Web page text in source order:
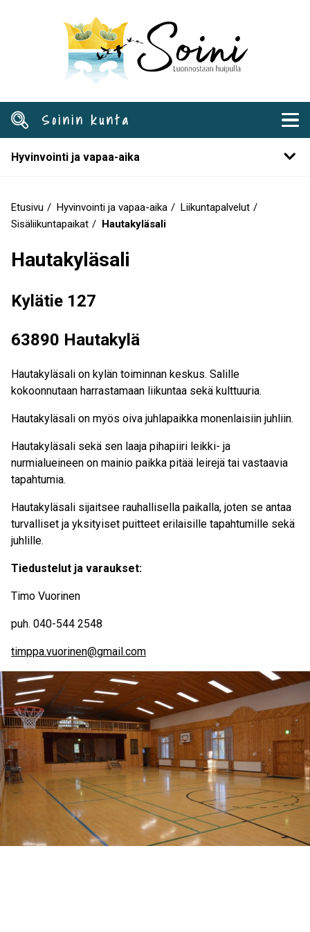
Soinin kunta
Hyvinvointi ja vapaa-aika
Murupolku
Etusivu Hyvinvointi ja vapaa-aika
Liikuntapalvelut
Sisäliikuntapaikat
Hautakyläsali
Hautakyläsali
Kylätie 127
63890 Hautakylä
Hautakyläsali on kylän toiminnan keskus. Salille
kokoonnutaan harrastamaan liikuntaa sekä kulttuuria.
Hautakyläsali on myös oiva juhlapaikka monenlaisiin juhliin.
Hautakyläsali sekä sen laaja pihapiiri leikki- ja
nurmialueineen on mainio paikka pitää leirejä tai vastaavia
tapahtumia.
Hautakyläsali sijaitsee rauhallisella paikalla, joten se antaa
turvalliset ja yksityiset puitteet erilaisille tapahtumille sekä
juhlille.
Tiedustelut ja varaukset:
Timo Vuorinen
puh. 040-544 2548
timppa.vuorinen@gmail.com